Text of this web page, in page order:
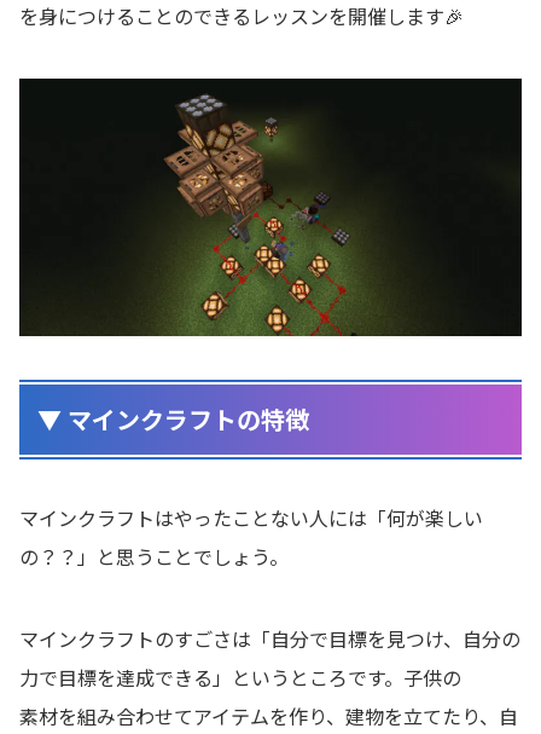
を身につけることのできるレッスンを開催します🎉
▼ マインクラフトの特徴
マインクラフトはやったことない人には「何が楽しい
の？？」と思うことでしょう。
マインクラフトのすごさは「自分で目標を見つけ、自分の
力で目標を達成できる」というところです。子供の
素材を組み合わせてアイテムを作り、建物を立てたり、自